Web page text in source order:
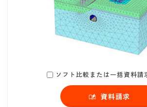
ソフト比較または一括資料請
資料請求